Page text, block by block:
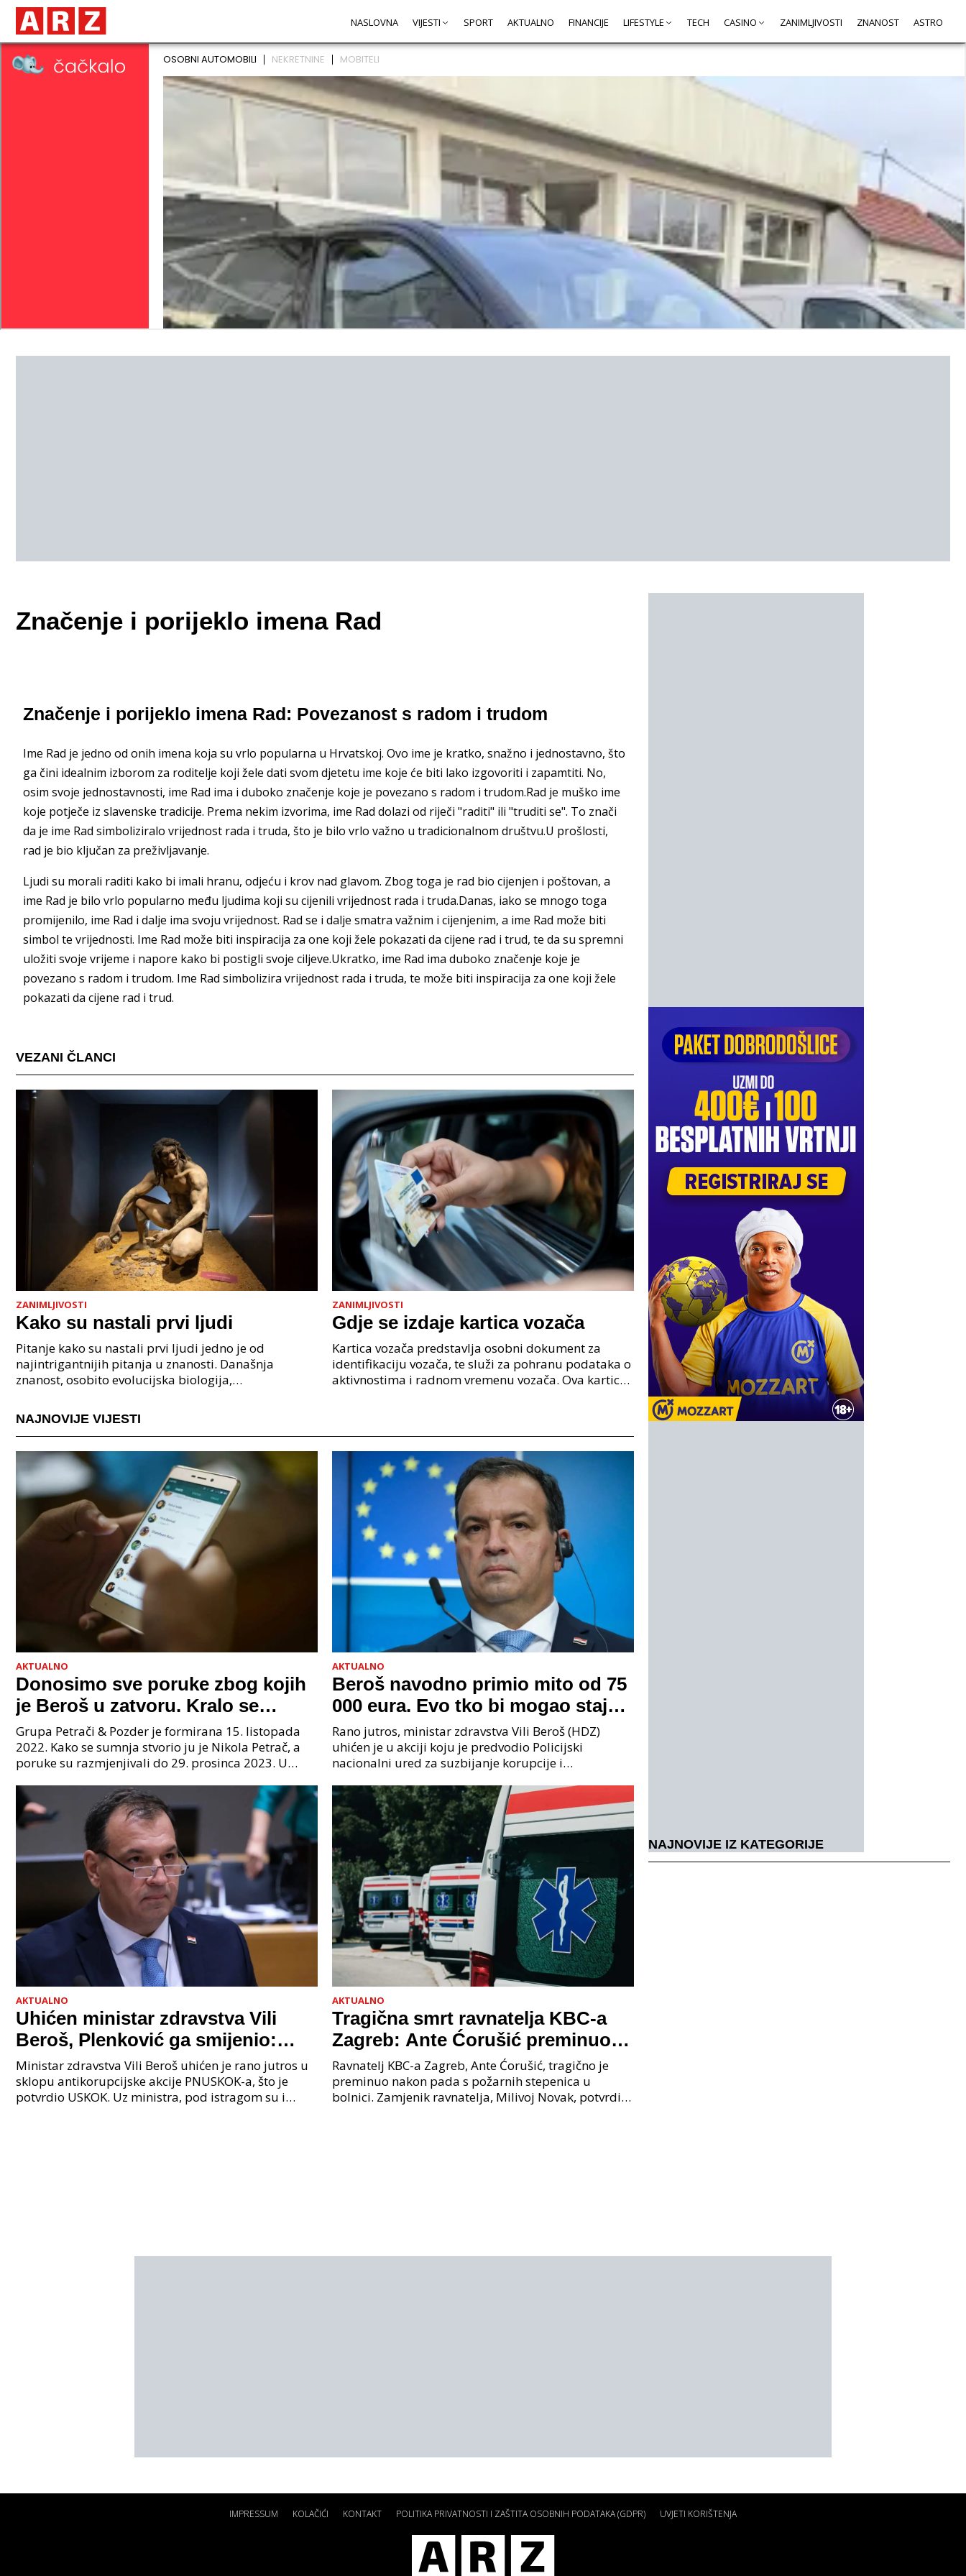
NASLOVNA VIJESTI SPORT AKTUALNO FINANCIJE LIFESTYLE TECH CASINO ZANIMLJIVOSTI ZNANOST ASTRO
Značenje i porijeklo imena Rad
Značenje i porijeklo imena Rad: Povezanost s radom i trudom
Ime Rad je jedno od onih imena koja su vrlo popularna u Hrvatskoj. Ovo ime je kratko, snažno i jednostavno, što
ga čini idealnim izborom za roditelje koji žele dati svom djetetu ime koje će biti lako izgovoriti i zapamtiti. No,
osim svoje jednostavnosti, ime Rad ima i duboko značenje koje je povezano s radom i trudom.Rad je muško ime
koje potječe iz slavenske tradicije. Prema nekim izvorima, ime Rad dolazi od riječi "raditi" ili "truditi se". To znači
da je ime Rad simboliziralo vrijednost rada i truda, što je bilo vrlo važno u tradicionalnom društvu.U prošlosti,
rad je bio ključan za preživljavanje.
Ljudi su morali raditi kako bi imali hranu, odjeću i krov nad glavom. Zbog toga je rad bio cijenjen i poštovan, a
ime Rad je bilo vrlo popularno među ljudima koji su cijenili vrijednost rada i truda.Danas, iako se mnogo toga
promijenilo, ime Rad i dalje ima svoju vrijednost. Rad se i dalje smatra važnim i cijenjenim, a ime Rad može biti
simbol te vrijednosti. Ime Rad može biti inspiracija za one koji žele pokazati da cijene rad i trud, te da su spremni
uložiti svoje vrijeme i napore kako bi postigli svoje ciljeve.Ukratko, ime Rad ima duboko značenje koje je
povezano s radom i trudom. Ime Rad simbolizira vrijednost rada i truda, te može biti inspiracija za one koji žele
pokazati da cijene rad i trud.
VEZANI ČLANCI
ZANIMLJIVOSTI
Kako su nastali prvi ljudi
Pitanje kako su nastali prvi ljudi jedno je od
najintrigantnijih pitanja u znanosti. Današnja
znanost, osobito evolucijska biologija,
dokaze da je nasta
ZANIMLJIVOSTI
Gdje se izdaje kartica vozača
Kartica vozača predstavlja osobni dokument za
identifikaciju vozača, te služi za pohranu podataka o
aktivnostima i radnom vremenu vozača. Ova kartica
NAJNOVIJE VIJESTI
AKTUALNO
Donosimo sve poruke zbog kojih
je Beroš u zatvoru. Kralo se
godinama. Tko će iz vlade biti
sljedeći uhićen?
Grupa Petrači & Pozder je formirana 15. listopada
2022. Kako se sumnja stvorio ju je Nikola Petrač, a
poruke su razmjenjivali do 29. prosinca 2023. U
AKTUALNO
Beroš navodno primio mito od 75
000 eura. Evo tko bi mogao stajati
na čelu zločinačkog udruženja
Rano jutros, ministar zdravstva Vili Beroš (HDZ)
uhićen je u akciji koju je predvodio Policijski
nacionalni ured za suzbijanje korupcije i
priopćenju USKOK
AKTUALNO
Uhićen ministar zdravstva Vili
Beroš, Plenković ga smijenio:
Istraga USKOK-a zbog korupcije
Ministar zdravstva Vili Beroš uhićen je rano jutros u
sklopu antikorupcijske akcije PNUSKOK-a, što je
potvrdio USKOK. Uz ministra, pod istragom su i
AKTUALNO
Tragična smrt ravnatelja KBC-a
Zagreb: Ante Ćorušić preminuo
nakon pada u bolnici, policija na
mjestu događaja
Ravnatelj KBC-a Zagreb, Ante Ćorušić, tragično je
preminuo nakon pada s požarnih stepenica u
bolnici. Zamjenik ravnatelja, Milivoj Novak, potvrdio
NAJNOVIJE IZ KATEGORIJE
IMPRESSUM KOLAČIĆI KONTAKT POLITIKA PRIVATNOSTI I ZAŠTITA OSOBNIH PODATAKA (GDPR) UVJETI KORIŠTENJA